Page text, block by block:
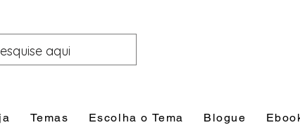
Temas Escolha o Tema Blogue